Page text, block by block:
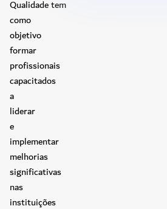
Qualidade tem
como
objetivo
formar
profissionais
capacitados
a
liderar
e
implementar
melhorias
significativas
nas
instituições